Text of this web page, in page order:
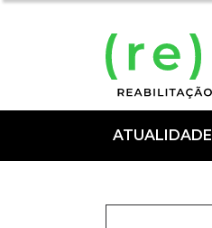
ATUALIDADE